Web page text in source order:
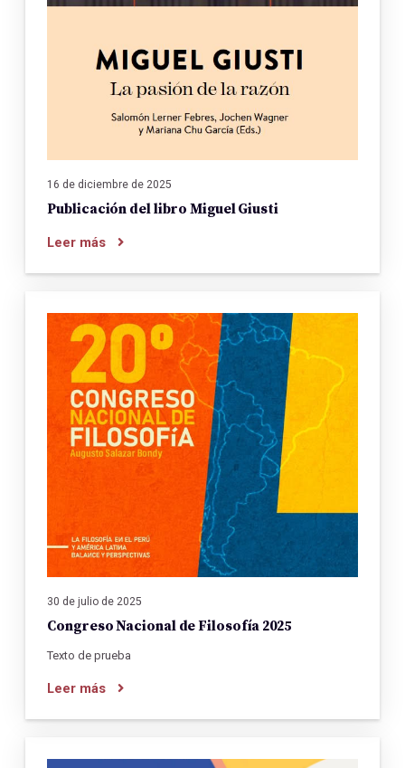
16 de diciembre de 2025
Publicación del libro Miguel Giusti
Leer más
30 de julio de 2025
Congreso Nacional de Filosofía 2025
Texto de prueba
Leer más